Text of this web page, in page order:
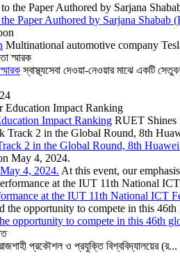
Paper Authored by Sarjana
Multinational automotive company
স্বাস্থ্যসেবা দেওয়া-নেওয়ার মাঝে একটি
Impact Ranking RUET Shines
2 in the Global Round, 8th
4, 2024. At this event, our
at the IUT 11th National ICT
opportunity to compete in this 46th
প্রকৌশল ও প্রযুক্তি বিশ্ববিদ্যালয়ের (র...